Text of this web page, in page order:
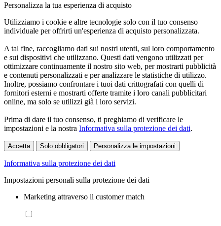
Personalizza la tua esperienza di acquisto
Utilizziamo i cookie e altre tecnologie solo con il tuo consenso
individuale per offrirti un'esperienza di acquisto personalizzata.
A tal fine, raccogliamo dati sui nostri utenti, sul loro comportamento
e sui dispositivi che utilizzano. Questi dati vengono utilizzati per
ottimizzare continuamente il nostro sito web, per mostrarti pubblicità
e contenuti personalizzati e per analizzare le statistiche di utilizzo.
Inoltre, possiamo confrontare i tuoi dati crittografati con quelli di
fornitori esterni e mostrarti offerte tramite i loro canali pubblicitari
online, ma solo se utilizzi già i loro servizi.
Prima di dare il tuo consenso, ti preghiamo di verificare le
impostazioni e la nostra Informativa sulla protezione dei dati.
Accetta Solo obbligatori Personalizza le impostazioni
Informativa sulla protezione dei dati
Impostazioni personali sulla protezione dei dati
Marketing attraverso il customer match